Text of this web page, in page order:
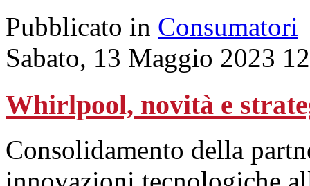
Pubblicato in Consumatori
Sabato, 13 Maggio 2023
Whirlpool, novità e
Consolidamento della